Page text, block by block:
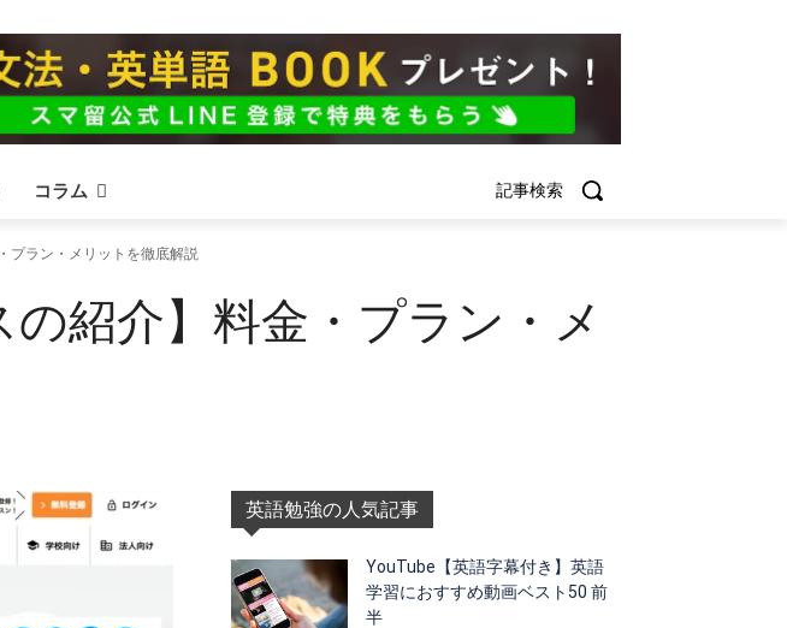
コラム 記事検索
プラン・メリットを徹底解説
の紹介】料金・プラン・メ
英語勉強の人気記事
YouTube【英語字幕付き】英語
学習におすすめ動画ベスト50 前
半